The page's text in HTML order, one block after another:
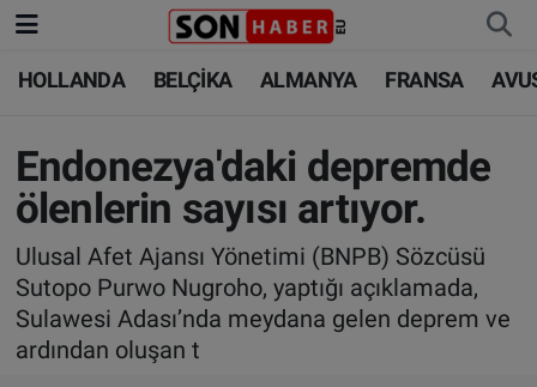
HOLLANDA BELÇİKA ALMANYA FRANSA
Endonezya'daki depremde
ölenlerin sayısı artıyor.
Ulusal Afet Ajansı Yönetimi (BNPB) Sözcüsü
Sutopo Purwo Nugroho, yaptığı açıklamada,
Sulawesi Adası’nda meydana gelen deprem ve
ardından oluşan t
HOLLANDA
BELÇİKA
ALMANYA
FRANSA
AVUSTURYA
HOLLANDA
BELÇİKA
ALMANYA
TÜRKİYE
DÜNYA
Nöbetçi Eczaneler
Hava Durumu
Trafik Durumu
Süper Lig Puan Durumu ve Fikstür
Tüm Manşetler